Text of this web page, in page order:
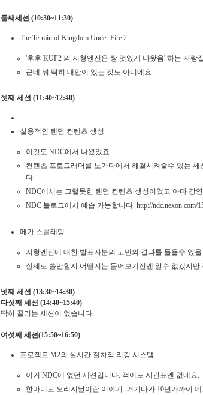
둘째세션 (10:30~11:30)
The Terrain of Kingdom Under Fire 2
'후후 KUF2 의 지형엔진은 짱 멋있게 나왔음' 하는 자랑
근데 뭐 딱히 대안이 있는 것도 아니에요.
셋째 세션 (11:40~12:40)
실용적인 랜덤 컨텐츠 생성
이것도 NDC에서 나왔었죠.
컨텐츠 프로그래머를 노가다에서 해결시켜줄수 있는
다.
NDC에서는 그럴듯한 랜덤 컨텐츠 생성이었고 아마 강
NDC 블로그에서 예습 가능합니다. http://ndc.nexon.com/
메가 스플래팅
지형엔진에 대한 발표자분의 고민의 결과를 들을수 있
실제로 쓸만할지 어떨지는 들어보기전엔 알수 없겠지
넷째 세션 (13:30~14:30)
다섯째 세션 (14:40~15:40)
딱히 끌리는 세션이 없습니다.
여섯째 세션(15:50~16:50)
프로젝트 M2의 실시간 절차적 리깅 시스템
이거 NDC에 없던 세션입니다. 적어도 시간표엔 없네요.
한마디로 오리지날이란 이야기. 거기다가 10년가까이